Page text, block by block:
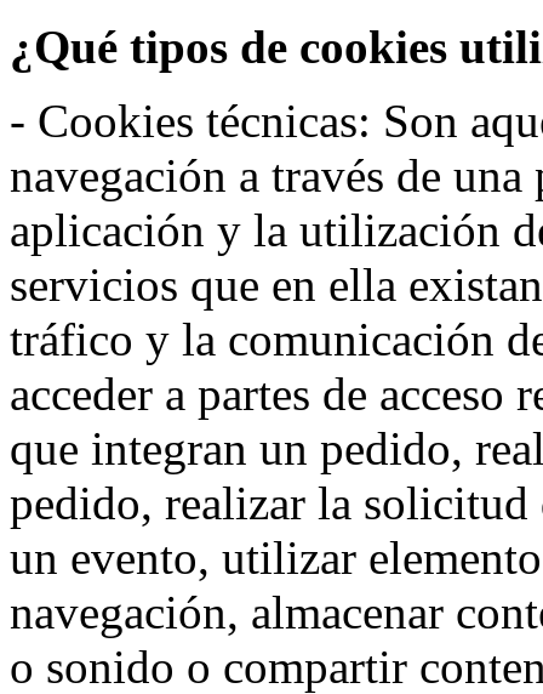
¿Qué tipos de cookies
- Cookies técnicas: Son
navegación a través de
aplicación y la utilización
servicios que en ella
tráfico y la comunicación
acceder a partes de
que integran un pedido,
pedido, realizar la
un evento, utilizar
navegación, almacenar
o sonido o compartir